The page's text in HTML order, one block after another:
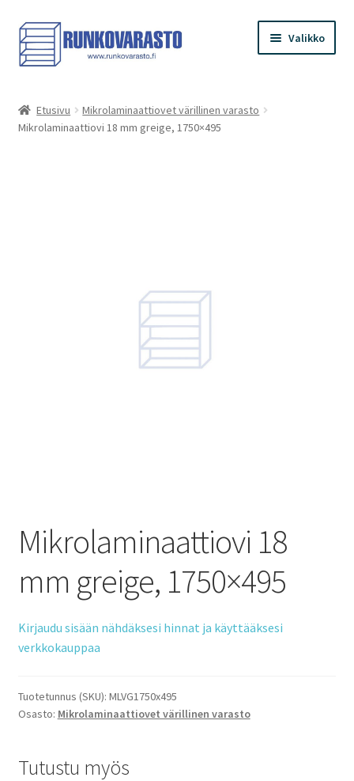
Siirry
navigointiin
Siirry
sisältöön
Valikko
Kauppa
Etusivu
Mikrolaminaattiovet värillinen varasto
Mikrolaminaattiovi 18 mm greige, 1750×495
Mikrolaminaattiovi 18
mm greige, 1750×495
Kirjaudu sisään nähdäksesi hinnat ja käyttääksesi
verkkokauppaa
Tuotetunnus (SKU): MLVG1750x495
Osasto: Mikrolaminaattiovet värillinen varasto
Tutustu myös